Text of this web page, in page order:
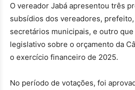
O vereador Jabá apresentou três
subsídios dos vereadores,
secretários municipais, e outro
legislativo sobre o orçamento da
o exercício financeiro de 2025.
No período de votações, foi